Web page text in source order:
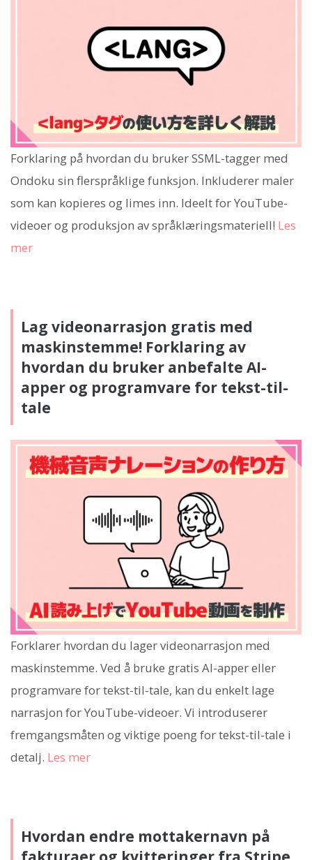
Forklaring på hvordan du bruker SSML-tagger med
Ondoku sin flerspråklige funksjon. Inkluderer maler
som kan kopieres og limes inn. Ideelt for YouTube-
videoer og produksjon av språklæringsmateriell! Les
mer
Lag videonarrasjon gratis med
maskinstemme! Forklaring av
hvordan du bruker anbefalte AI-
apper og programvare for tekst-til-
tale
Forklarer hvordan du lager videonarrasjon med
maskinstemme. Ved å bruke gratis AI-apper eller
programvare for tekst-til-tale, kan du enkelt lage
narrasjon for YouTube-videoer. Vi introduserer
fremgangsmåten og viktige poeng for tekst-til-tale i
detalj. Les mer
Hvordan endre mottakernavn på